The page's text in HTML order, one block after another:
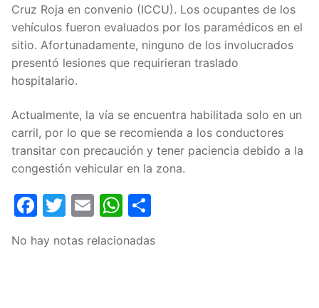
Cruz Roja en convenio (ICCU). Los ocupantes de los
vehículos fueron evaluados por los paramédicos en el
sitio. Afortunadamente, ninguno de los involucrados
presentó lesiones que requirieran traslado
hospitalario.
Actualmente, la vía se encuentra habilitada solo en un
carril, por lo que se recomienda a los conductores
transitar con precaución y tener paciencia debido a la
congestión vehicular en la zona.
Facebook
Twitter
EmailWhatsApp
No hay notas relacionadas